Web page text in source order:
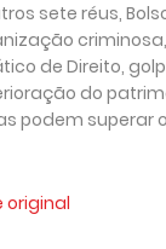
sete réus,
de Direito,
do
podem superar
original